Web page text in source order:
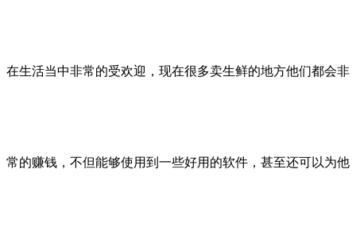
在生活当中非常的受欢迎，现在很多卖生鲜的地方他们都会非
常的赚钱，不但能够使用到一些好用的软件，甚至还可以为他